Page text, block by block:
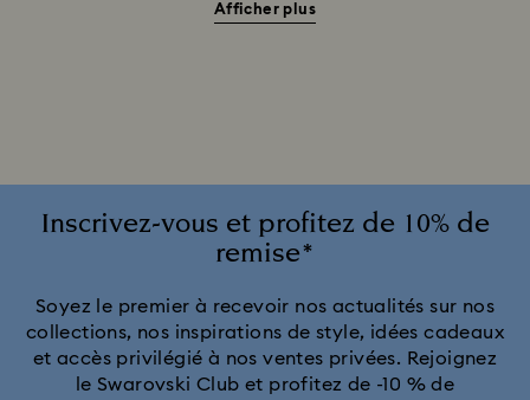
Coque et étuis iPhone® 15 Pro Max
Afficher plus
Inscrivez-vous et profitez de 10% de
remise*
Soyez le premier à recevoir nos actualités sur nos
collections, nos inspirations de style, idées cadeaux
et accès privilégié à nos ventes privées. Rejoignez
le Swarovski Club et profitez de -10 % de